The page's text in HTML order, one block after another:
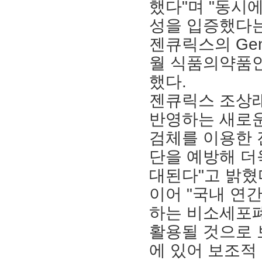
했다"며 "동시
성을 입증했다
젠큐릭스의
월 식품의약품
했다.
젠큐릭스 조상
반영하는 새로
검체를 이용한
단을 예방해
대된다"고 밝혔
이어 "국내 연
하는 비소세포
활용될 것으로
에 있어 보조